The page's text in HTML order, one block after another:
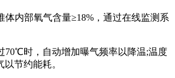
体内部氧气含量≥18%，通过在线监测系
70℃时，自动增加曝气频率以降温;温度
节约能耗。